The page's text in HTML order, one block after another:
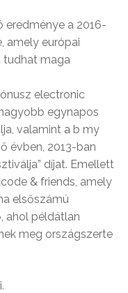
eredménye a 2016-
amely európai
tudhat maga
electronic
egynapos
valamint a b my
évben, 2013-ban
díjat. Emellett
& friends, amely
elsőszámú
ahol példátlan
meg országszerte